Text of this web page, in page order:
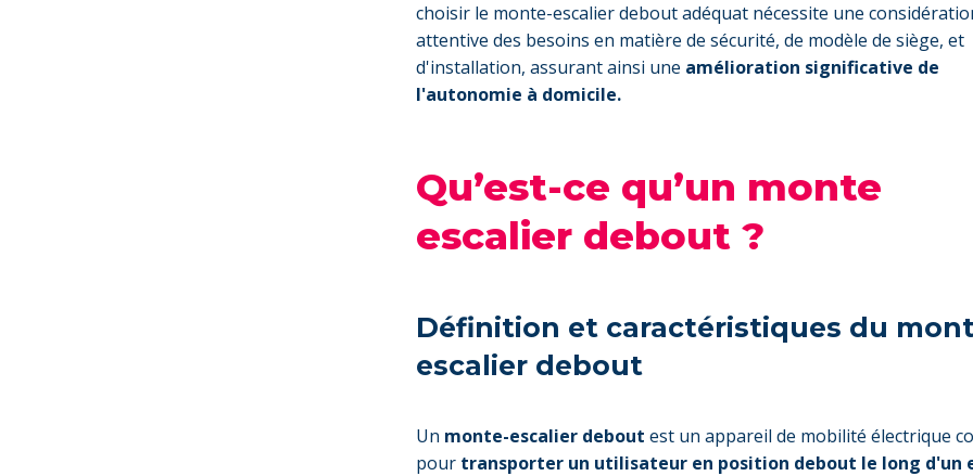
choisir le monte-escalier debout adéquat nécessite une
attentive des besoins en matière de sécurité, de modèle de siège, et
d'installation, assurant ainsi une amélioration significative de
l'autonomie à domicile.
Qu’est-ce qu’un monte
escalier debout ?
Définition et caractéristiques du
escalier debout
Un monte-escalier debout est un appareil de mobilité électrique
pour transporter un utilisateur en position debout le long d'un